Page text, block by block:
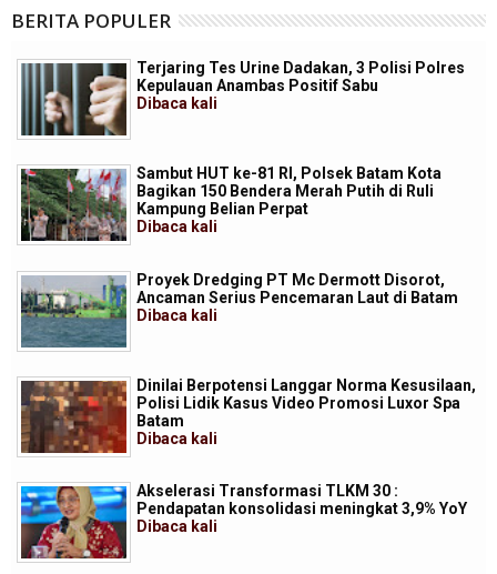
BERITA POPULER
Terjaring Tes Urine Dadakan, 3 Polisi Polres
Kepulauan Anambas Positif Sabu
Dibaca kali
Sambut HUT ke-81 RI, Polsek Batam Kota
Bagikan 150 Bendera Merah Putih di Ruli
Kampung Belian Perpat
Dibaca kali
Proyek Dredging PT Mc Dermott Disorot,
Ancaman Serius Pencemaran Laut di Batam
Dibaca kali
Dinilai Berpotensi Langgar Norma Kesusilaan,
Polisi Lidik Kasus Video Promosi Luxor Spa
Batam
Dibaca kali
Akselerasi Transformasi TLKM 30 :
Pendapatan konsolidasi meningkat 3,9% YoY
Dibaca kali